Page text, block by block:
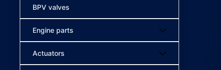
BPV valves
Engine parts
Actuators